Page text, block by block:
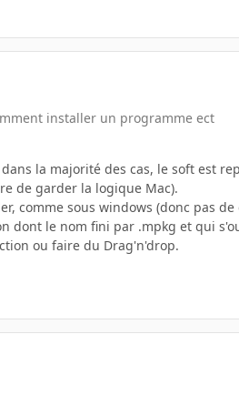
installer un programme ect
la majorité des cas, le soft est
de garder la logique Mac).
comme sous windows (donc pas
dont le nom fini par .mpkg et qui
ou faire du Drag'n'drop.